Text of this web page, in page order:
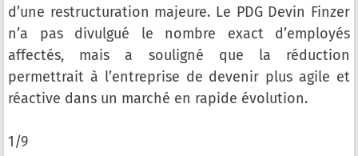
d’une restructuration majeure. Le PDG Devin Finzer
n’a pas divulgué le nombre exact d’employés
affectés, mais a souligné que la réduction
permettrait à l’entreprise de devenir plus agile et
réactive dans un marché en rapide évolution.
1/9